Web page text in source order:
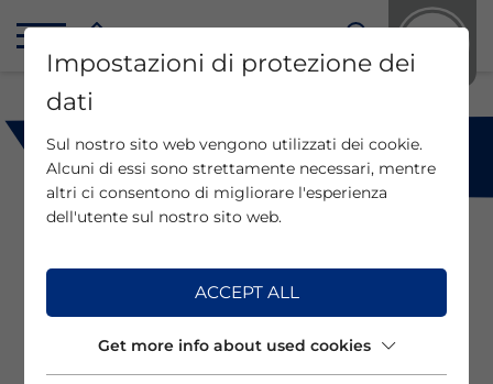
10 Mondi interattivi
Visite guidate
L’infocenter
Visita giudata in cantiere
Impostazioni di protezione dei
dati
Sul nostro sito web vengono utilizzati dei cookie.
Alcuni di essi sono strettamente necessari, mentre
altri ci consentono di migliorare l'esperienza
dell'utente sul nostro sito web.
ACCEPT ALL
Get more info about used cookies